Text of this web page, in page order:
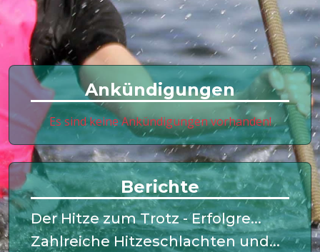
Ankündigungen
Es sind keine Ankündigungen vorhanden!
Berichte
Der Hitze zum Trotz - Erfolgre...
Zahlreiche Hitzeschlachten und...